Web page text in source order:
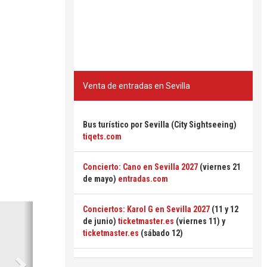
Venta de entradas en Sevilla
Bus turístico por Sevilla (City Sightseeing)
tiqets.com
Concierto: Cano en Sevilla 2027 (viernes 21
de mayo) entradas.com
Conciertos: Karol G en Sevilla 2027 (11 y 12
de junio) ticketmaster.es (viernes 11) y
ticketmaster.es (sábado 12)